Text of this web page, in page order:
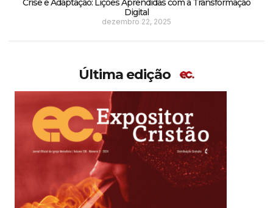
Crise e Adaptação: Lições Aprendidas com a Transformação
Digital
dezembro 22, 2025
Última edição